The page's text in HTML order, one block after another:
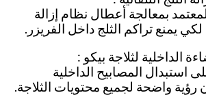
بمعالجة أعطال نظام إزالة
لكي يمنع تراكم الثلج داخل الفريزر.
استبدال المصابيح الداخلية
واضحة لجميع محتويات الثلاجة.